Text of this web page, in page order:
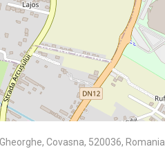
Covasna, 520036, Romania